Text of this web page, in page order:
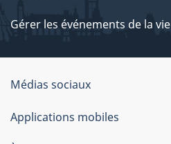
Gérer les événements de la vie
Organisation
du
gouvernement
Médias sociaux
Applications mobiles